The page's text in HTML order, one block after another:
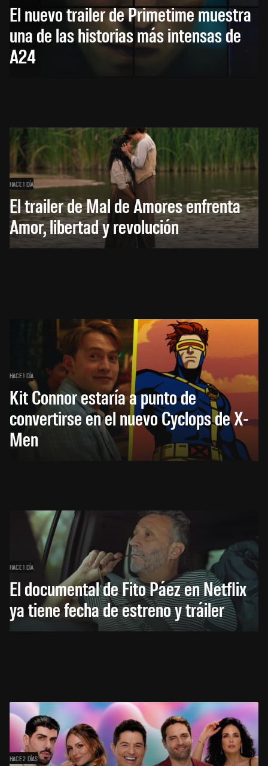
El nuevo trailer de Primetime muestra
una de las historias más intensas de
A24
HACE 1 DÍA
El trailer de Mal de Amores enfrenta
Amor, libertad y revolución
HACE 1 DÍA
Kit Connor estaría a punto de
convertirse en el nuevo Cyclops de X-
Men
HACE 1 DÍA
El documental de Fito Páez en Netflix
ya tiene fecha de estreno y tráiler
HACE 2 DÍAS